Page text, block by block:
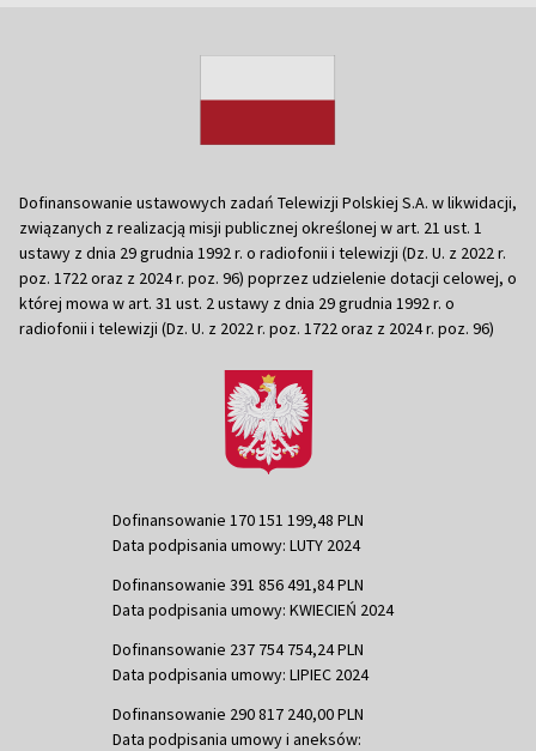
Dofinansowanie ustawowych zadań Telewizji Polskiej S.A. w likwidacji,
związanych z realizacją misji publicznej określonej w art. 21 ust. 1
ustawy z dnia 29 grudnia 1992 r. o radiofonii i telewizji (Dz. U. z 2022 r.
poz. 1722 oraz z 2024 r. poz. 96) poprzez udzielenie dotacji celowej, o
której mowa w art. 31 ust. 2 ustawy z dnia 29 grudnia 1992 r. o
radiofonii i telewizji (Dz. U. z 2022 r. poz. 1722 oraz z 2024 r. poz. 96)
Dofinansowanie 170 151 199,48 PLN
Data podpisania umowy: LUTY 2024
Dofinansowanie 391 856 491,84 PLN
Data podpisania umowy: KWIECIEŃ 2024
Dofinansowanie 237 754 754,24 PLN
Data podpisania umowy: LIPIEC 2024
Dofinansowanie 290 817 240,00 PLN
Data podpisania umowy i aneksów: